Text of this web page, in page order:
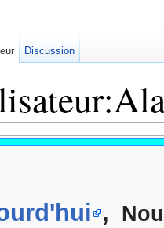
,
Discussion